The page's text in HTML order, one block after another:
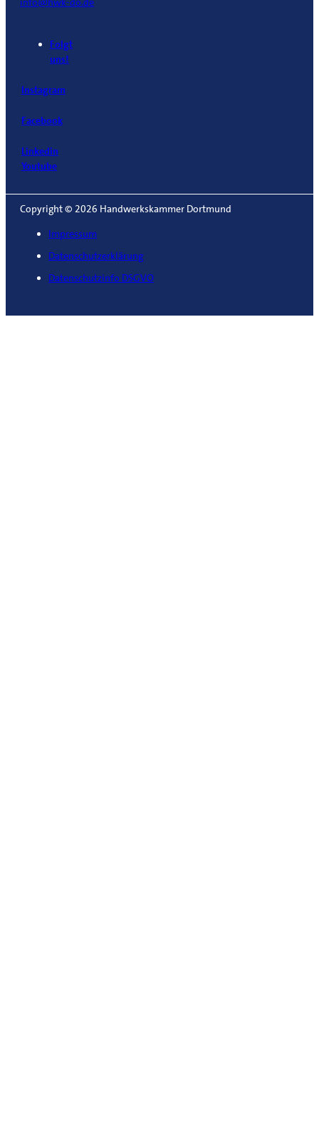
Folgt
uns!
Instagram
Facebook
Linkedin
Youtube
Copyright © 2026 Handwerkskammer Dortmund
Impressum
Datenschutzerklärung
Datenschutzinfo DSGVO